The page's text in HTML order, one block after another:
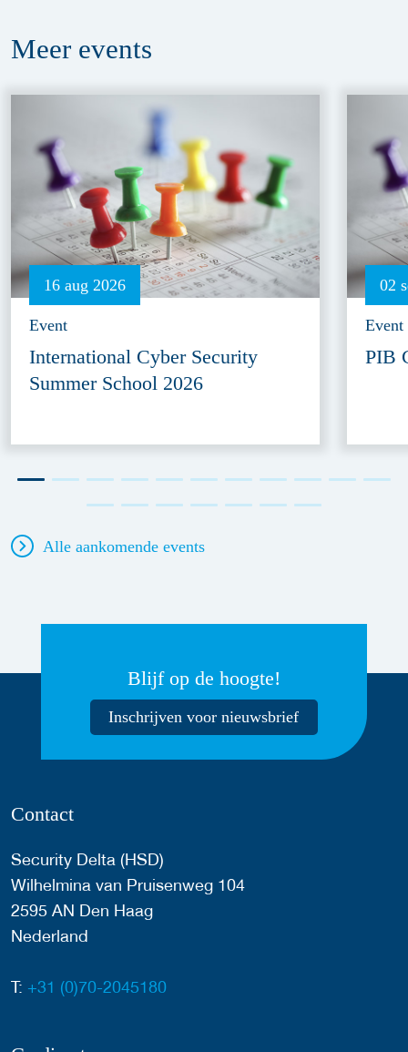
Meer events
16 aug 2026
Event
International Cyber Security
Summer School 2026
02
Event
PIB
Alle aankomende events
Blijf op de hoogte!
Inschrijven voor nieuwsbrief
Contact
Security Delta (HSD)
Wilhelmina van Pruisenweg 104
2595 AN Den Haag
Nederland
T: +31 (0)70-2045180